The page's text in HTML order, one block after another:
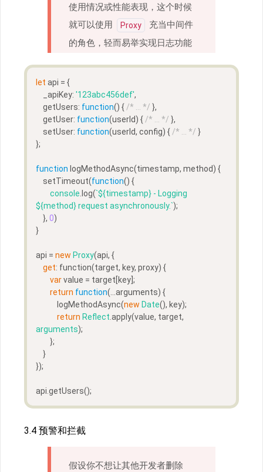
使用情况或性能表现，这个时候
就可以使用
Proxy
充当中间件
的角色，轻而易举实现日志功能
let api = {
    _apiKey:
'123abc456def',
    getUsers:
function() { /* ... */ },
    getUser:
function(userId) { /* ... */ },
    setUser:
function(userId, config) { /* ... */ }
};
function logMethodAsync(timestamp, method) {
    setTimeout(
function() {
console .log(`${timestamp}
${method} request asynchronously.`);
    },
0)
}
api = new Proxy(api, {
get: function(target, key, proxy) {
var value = target[key];
return function( ...arguments) {
            logMethodAsync(
new Date(), key);
return Reflect
arguments);
        };
    }
});
api.getUsers();
3.4 预警和拦截
假设你不想让其他开发者删除